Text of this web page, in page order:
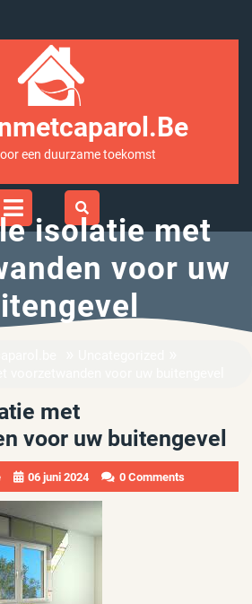
een duurzame toekomst
Open
isolatie met
voor uw
met
voor uw buitengevel
06 juni 2024 0 Comments